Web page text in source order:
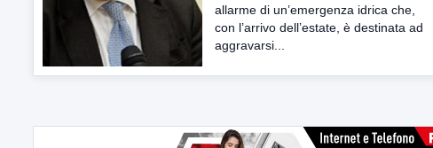
allarme di un’emergenza idrica che,
con l’arrivo dell’estate, è destinata ad
aggravarsi...